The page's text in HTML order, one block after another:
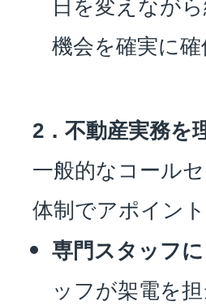
機会を確実に確
2．不動産実務を
一般的なコール
体制でアポイン
専門スタッフに
ッフが架電を